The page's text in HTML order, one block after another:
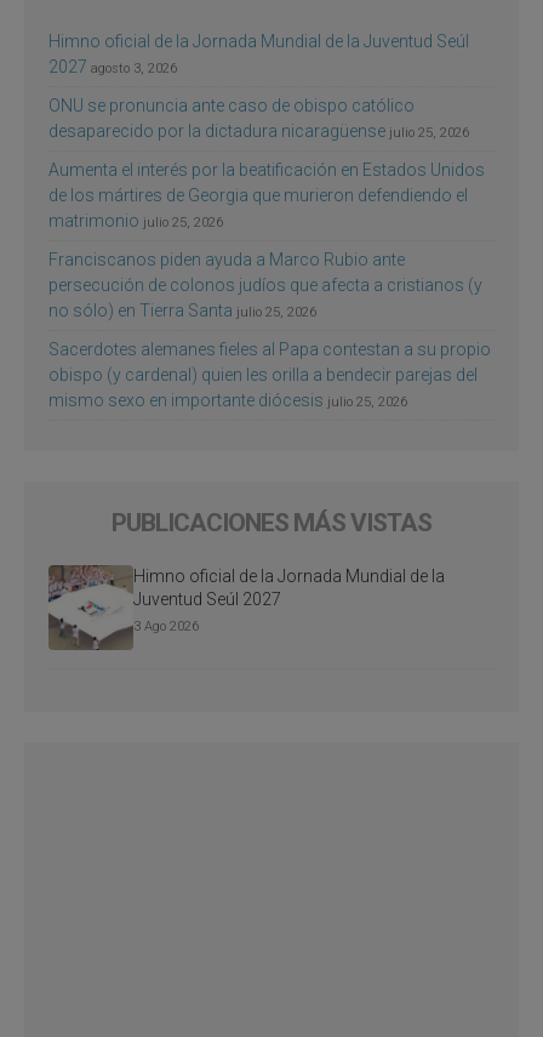
Himno oficial de la Jornada Mundial de la Juventud Seúl
2027 agosto 3, 2026
ONU se pronuncia ante caso de obispo católico
desaparecido por la dictadura nicaragüense julio 25, 2026
Aumenta el interés por la beatificación en Estados Unidos
de los mártires de Georgia que murieron defendiendo el
matrimonio julio 25, 2026
Franciscanos piden ayuda a Marco Rubio ante
persecución de colonos judíos que afecta a cristianos (y
no sólo) en Tierra Santa julio 25, 2026
Sacerdotes alemanes fieles al Papa contestan a su propio
obispo (y cardenal) quien les orilla a bendecir parejas del
mismo sexo en importante diócesis julio 25, 2026
PUBLICACIONES MÁS VISTAS
Himno oficial de la Jornada Mundial de la
Juventud Seúl 2027
3 Ago 2026